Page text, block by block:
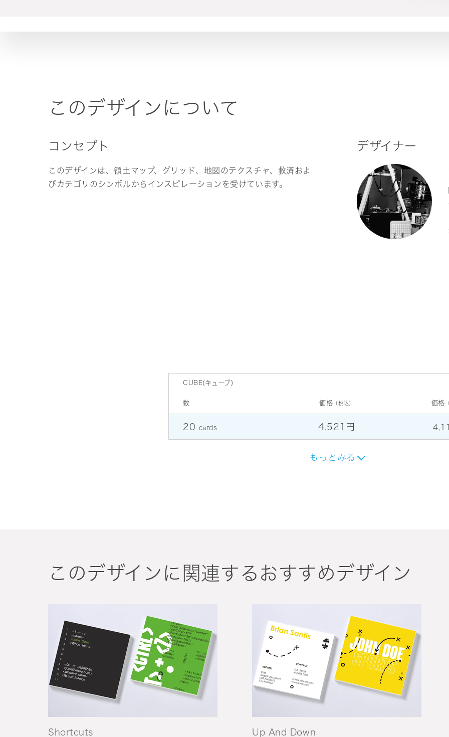
このデザインについて
コンセプト
このデザインは、領土マップ、グリッド、地図のテクスチャ、救済およ
びカテゴリのシンボルからインスピレーションを受けています。
デザイナー
CUBE(キューブ)
数 価格 （税込） 価格
20 cards 4,521円
もっとみる
このデザインに関連するおすすめデザイン
Shortcuts Up And Down